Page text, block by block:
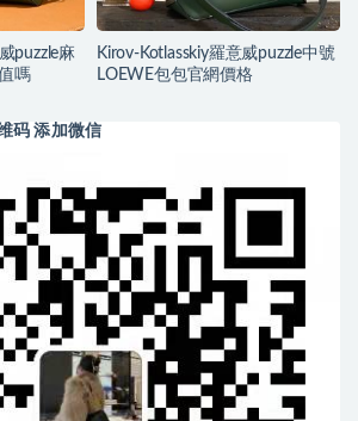
puzzle麻
嗎
Kirov-Kotlasskiy羅意威puzzle中號
LOEWE包包官網價格
码 添加微信